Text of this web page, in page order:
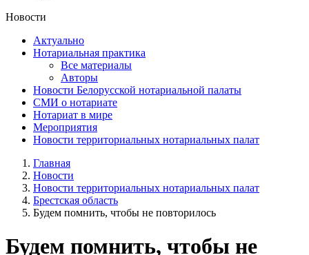
Новости
Актуально
Нотариальная практика
Все материалы
Авторы
Новости Белорусской нотариальной палаты
СМИ о нотариате
Нотариат в мире
Мероприятия
Новости территориальных нотариальных палат
Главная
Новости
Новости территориальных нотариальных палат
Брестская область
Будем помнить, чтобы не повторилось
Будем помнить, чтобы не